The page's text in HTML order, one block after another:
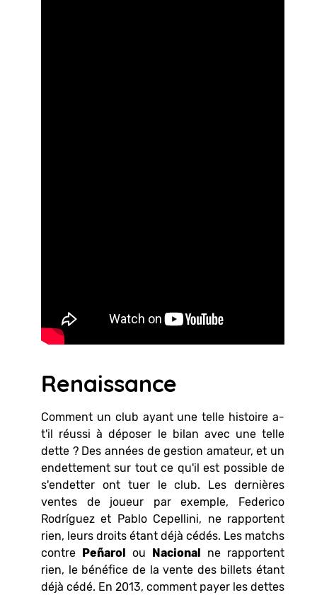
Renaissance
Comment un club ayant une telle histoire a-
t'il réussi à déposer le bilan avec une telle
dette ? Des années de gestion amateur, et un
endettement sur tout ce qu'il est possible de
s'endetter ont tuer le club. Les dernières
ventes de joueur par exemple, Federico
Rodríguez et Pablo Cepellini, ne rapportent
rien, leurs droits étant déjà cédés. Les matchs
contre Peñarol ou Nacional ne rapportent
rien, le bénéfice de la vente des billets étant
déjà cédé. En 2013, comment payer les dettes